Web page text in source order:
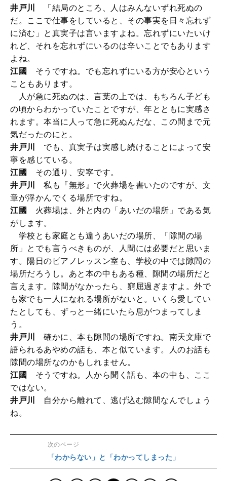
井戸川
「結局のところ、人はみんないずれ死ぬの
だ。ここで仕事をしていると、その事実を日々忘れず
に済む」と真実子は言いますよね。忘れずにいたいけ
れど、それを忘れずにいるのは辛いことでもあります
よね。
江國 そうですね。でも忘れずにいる方が安心という
こともあります。
人が急に死ぬのは、言葉の上では、もちろん子ども
の頃からわかっていたことですが、年とともに実感さ
れます。本当に人って急に死ぬんだな、この間まで元
気だったのにと。
井戸川
でも、真実子は実感し続けることによって安
寧を感じている。
江國
その通り、安寧です。
井戸川
私も『無形』で火葬場を書いたのですが、文
章が浮かんでくる場所ですね。
江國
火葬場は、外と内の「あいだの場所」である気
がします。
学校とも家庭とも違うあいだの場所、「隙間の場
所」とでも言うべきものが、人間には必要だと思いま
す。陽日のピアノレッスン室も、学校の中では隙間の
場所だろうし。あと本の中もある種、隙間の場所だと
言えます。隙間がなかったら、窮屈過ぎますよ。外で
も家でも一人になれる場所がないと。いくら愛してい
たとしても、ずっと一緒にいたら息がつまってしま
う。
井戸川
確かに、本も隙間の場所ですね。南天文庫で
語られるあやめの話も、本と似ています。人のお話も
隙間の場所なのかもしれません。
江國
そうですね。人から聞く話も、本の中も、ここ
ではない。
井戸川
自分から離れて、逃げ込む隙間なんでしょう
ね。
次のページ
「わからない」と「わかってしまった」